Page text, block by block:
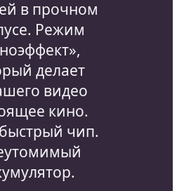
в прочном
Режим
делает
видео
кино.
чип.